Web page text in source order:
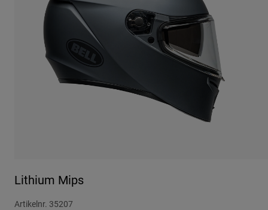
Adventure
Ersatzteile
Urban
Ersatzteile
Lithium Mips
Artikelnr. 35207